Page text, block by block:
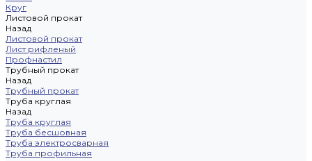
Круг
Листовой прокат
Назад
Листовой прокат
Лист рифленый
Профнастил
Трубный прокат
Назад
Трубный прокат
Труба круглая
Назад
Труба круглая
Труба бесшовная
Труба электросварная
Труба профильная